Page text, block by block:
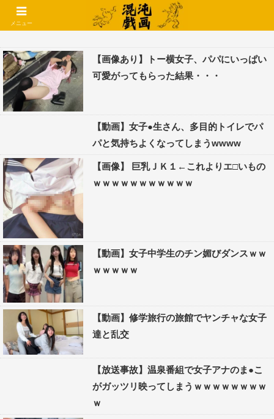
コメントでコテハン使えるようになりました🌱
【画像あり】トー横女子、パパにいっぱい
可愛がってもらった結果・・・
【動画】女子●生さん、多目的トイレでパ
パと気持ちよくなってしまうwwww
【画像】 巨乳ＪＫ１←これよりエ□いもの
ｗｗｗｗｗｗｗｗｗｗｗ
【動画】女子中学生のチン媚びダンスｗｗ
ｗｗｗｗｗ
【動画】修学旅行の旅館でヤンチャな女子
達と乱交
【放送事故】温泉番組で女子アナのま●こ
がガッツリ映ってしまうｗｗｗｗｗｗｗｗ
ｗ
メニュー